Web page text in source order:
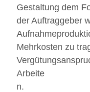
Gestaltung dem
der Auftraggeber
Mehrkosten zu
Arbeite
n.